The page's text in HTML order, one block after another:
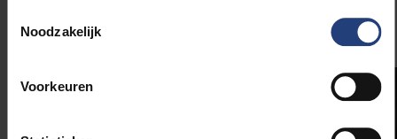
Noodzakelijk
Voorkeuren